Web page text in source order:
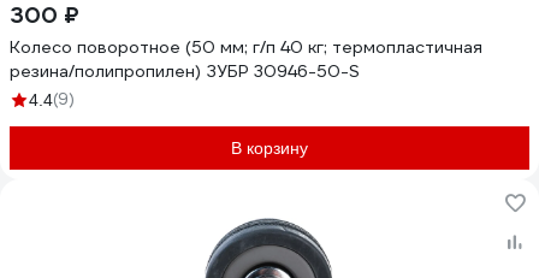
300 ₽
Колесо поворотное (50 мм; г/п 40 кг; термопластичная
резина/полипропилен) ЗУБР 30946-50-S
4.4(9)
В корзину